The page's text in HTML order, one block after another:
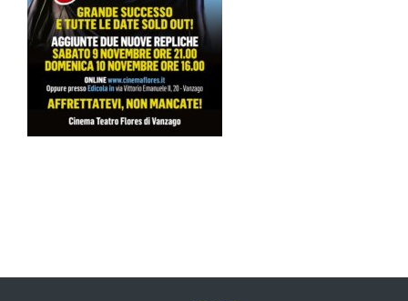
VIVERE VANZAGO
COMUNICAZIONE